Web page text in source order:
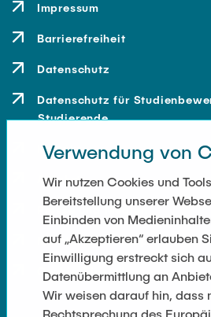
Impressum
Barrierefreiheit
Datenschutz
Datenschutz für
Studierende
Kontakt
Anfahrt
Presse und Medien
Merchandise-Shop
Cookie-Einstellungen
Verwendung von
Wir nutzen Cookies und
Bereitstellung unserer
Einbinden von
auf „Akzeptieren“ erlauben
Einwilligung erstreckt sich
Datenübermittlung an
Wir weisen darauf hin, dass
Rechtsprechung des